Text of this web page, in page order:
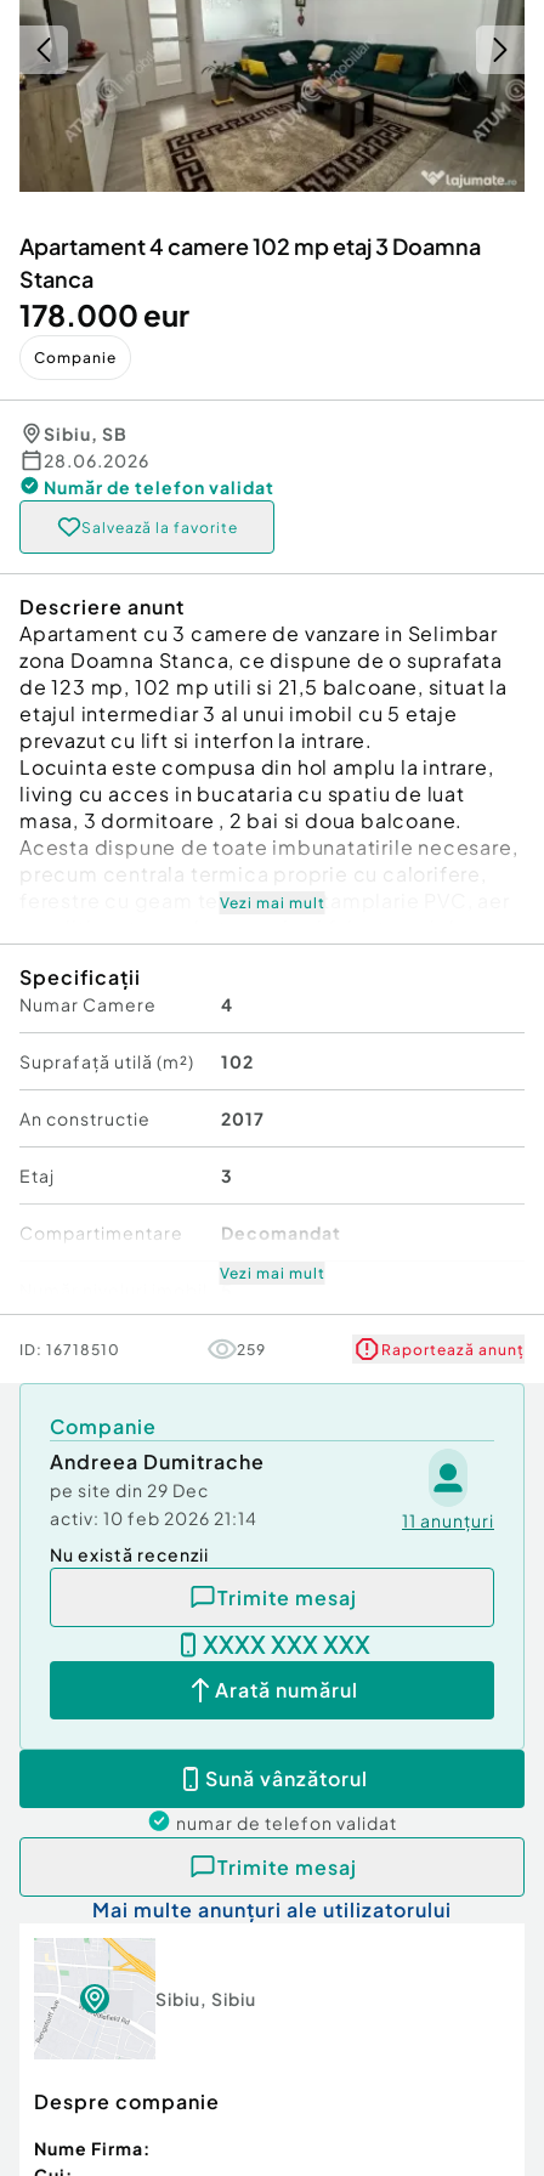
Servicii
Animale de companie
Afaceri și echipamente profesionale
Inchiriere Bunuri si Vehicule
Utilaje agricole si industriale
Piese auto si accesorii
Dacia Duster
Apartament 4 camere 102 mp etaj 3 Doamna
Stanca
178.000 eur
Companie
Sibiu, SB
28.06.2026
Număr de telefon validat
Salvează la favorite
Descriere anunt
Apartament cu 3 camere de vanzare in Selimbar
zona Doamna Stanca, ce dispune de o suprafata
de 123 mp, 102 mp utili si 21,5 balcoane, situat la
etajul intermediar 3 al unui imobil cu 5 etaje
prevazut cu lift si interfon la intrare.
Locuinta este compusa din hol amplu la intrare,
living cu acces in bucataria cu spatiu de luat
masa, 3 dormitoare , 2 bai si doua balcoane.
Acesta dispune de toate imbunatatirile necesare,
precum centrala termica proprie cu calorifere,
ferestre cu geam termopan si tamplarie PVC, aer
Zona este bine dezvoltata, locuri de parcare si
acces rapid la mijloace de transport in comun,
magazine, scoli si alte facilitati importante.
Valoarea de achizitie a apartamentului este de
178.000 euro negociabil, acesta poate fi
achizitionat si prin intermediul unui credit bancar.
ID intern: 3193.
Confort:
Tip imobil:
Bloc de apartamente
Număr Băi: 2
Posibilitate parcare: Da
Vezi mai mult
Specificații
Numar Camere 4
Suprafață utilă (m²) 102
An constructie 2017
Etaj 3
Compartimentare Decomandat
Mobilat/Utilat 2
Comfort 1 sporit
Vezi mai mult
ID: 16718510 259 Raportează anunț
Companie
Andreea Dumitrache
pe site din 29 Dec
activ: 10 feb 2026 21:14 11 anunțuri
Nu există recenzii
Trimite mesaj
XXXX XXX XXX
Arată numărul
Sună vânzătorul
numar de telefon validat
Trimite mesaj
Mai multe anunțuri ale utilizatorului
Sibiu, Sibiu
Despre companie
Nume Firma: